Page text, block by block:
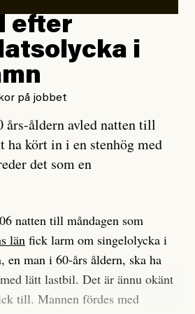
en röd, grön och oberoende
som jag hoppas kan förtydliga
McGowan och andra hur jag
Dagens ETC:s uppdrag och
som vill bli informerade,
utmanade – och som kräver
alla.
grön och oberoende tidning.
bod.
rätt och sant,
klarare än
hjälpte en tant.
2026Intervjun
Lundby: ”Livet i sig
ganska politiskt”
efter
i
på jobbet
års-åldern avled natten till
ha kört in i en stenhög med
det som en
natten till måndagen som
län fick larm om singelolycka i
en man i 60-års åldern, ska ha
lätt lastbil. Det är ännu okänt
till. Mannen fördes med